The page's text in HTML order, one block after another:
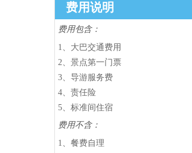
费用说明
费用包含：
1、大巴交通费用
2、景点第一门票
3、导游服务费
4、责任险
5、标准间住宿
费用不含：
1、餐费自理